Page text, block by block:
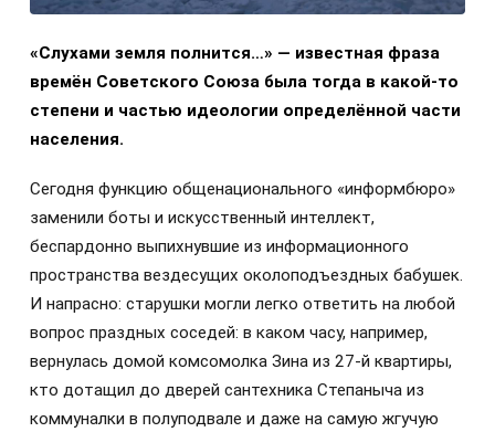
«Слухами земля полнится…» — известная фраза
времён Советского Союза была тогда в какой-то
степени и частью идеологии определённой части
населения.
Сегодня функцию общенационального «информбюро»
заменили боты и искусственный интеллект,
беспардонно выпихнувшие из информационного
пространства вездесущих околоподъездных бабушек.
И напрасно: старушки могли легко ответить на любой
вопрос праздных соседей: в каком часу, например,
вернулась домой комсомолка Зина из 27-й квартиры,
кто дотащил до дверей сантехника Степаныча из
коммуналки в полуподвале и даже на самую жгучую